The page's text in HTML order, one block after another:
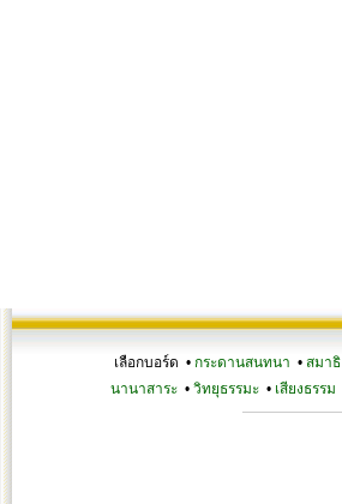
เลือกบอร์ด • กระดานสนทนา • สมาธิ
นานาสาระ• วิทยุธรรมะ• เสียงธรรม